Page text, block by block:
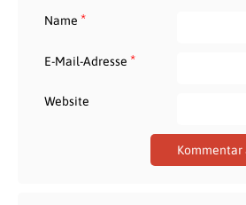
Name *
E-Mail-Adresse *
Website